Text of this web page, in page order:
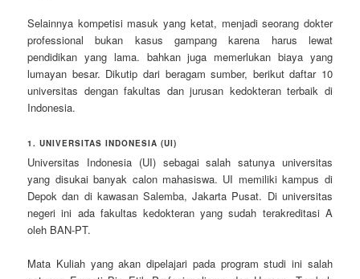
Selainnya kompetisi masuk yang ketat, menjadi seorang dokter
professional bukan kasus gampang karena harus lewat
pendidikan yang lama. bahkan juga memerlukan biaya yang
lumayan besar. Dikutip dari beragam sumber, berikut daftar 10
universitas dengan fakultas dan jurusan kedokteran terbaik di
Indonesia.
1. UNIVERSITAS INDONESIA (UI)
Universitas Indonesia (UI) sebagai salah satunya universitas
yang disukai banyak calon mahasiswa. UI memiliki kampus di
Depok dan di kawasan Salemba, Jakarta Pusat. Di universitas
negeri ini ada fakultas kedokteran yang sudah terakreditasi A
oleh BAN-PT.
Mata Kuliah yang akan dipelajari pada program studi ini salah